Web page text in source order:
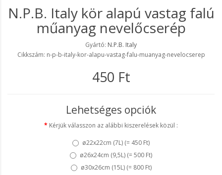
N.P.B. Italy kör alapú vastag falú
műanyag nevelőcserép
Gyártó: N.P.B. Italy
Cikkszám: n-p-b-italy-kor-alapu-vastag-falu-muanyag-nevelocserep
450 Ft
Lehetséges opciók
Kérjük válasszon az alábbi kiszerelések közül :
ø22x22cm (7L) (= 450 Ft)
ø26x24cm (9,5L) (= 500 Ft)
ø30x26cm (15L) (= 800 Ft)